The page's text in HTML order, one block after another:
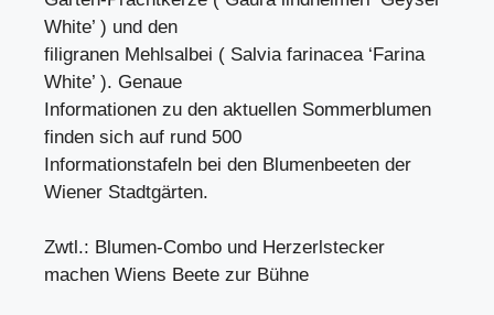
White’ ) und den
filigranen Mehlsalbei ( Salvia farinacea ‘Farina
White’ ). Genaue
Informationen zu den aktuellen Sommerblumen
finden sich auf rund 500
Informationstafeln bei den Blumenbeeten der
Wiener Stadtgärten.
Zwtl.: Blumen-Combo und Herzerlstecker
machen Wiens Beete zur Bühne